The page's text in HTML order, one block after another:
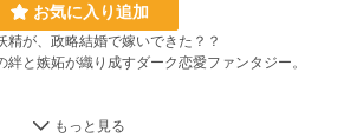
お気に入り追加
が、政略結婚で嫁いできた？？
と嫉妬が織り成すダーク恋愛ファンタジー。
からない程度のさらっと描写に押さえております。